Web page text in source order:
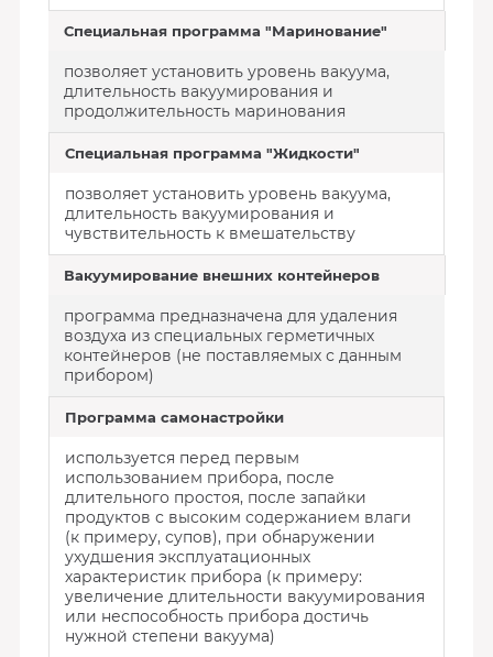
Специальная программа "Маринование"
позволяет установить уровень вакуума,
длительность вакуумирования и
продолжительность маринования
Специальная программа "Жидкости"
позволяет установить уровень вакуума,
длительность вакуумирования и
чувствительность к вмешательству
Вакуумирование внешних контейнеров
программа предназначена для удаления
воздуха из специальных герметичных
контейнеров (не поставляемых с данным
прибором)
Программа самонастройки
используется перед первым
использованием прибора, после
длительного простоя, после запайки
продуктов с высоким содержанием влаги
(к примеру, супов), при обнаружении
ухудшения эксплуатационных
характеристик прибора (к примеру:
увеличение длительности вакуумирования
или неспособность прибора достичь
нужной степени вакуума)